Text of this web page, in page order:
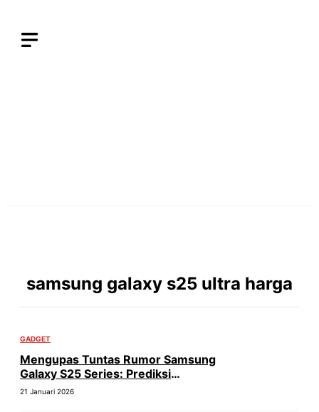
samsung galaxy s25 ultra harga
GADGET
Mengupas Tuntas Rumor Samsung
Galaxy S25 Series: Prediksi
Spesifikasi dan Harga Samsung
21 Januari 2026